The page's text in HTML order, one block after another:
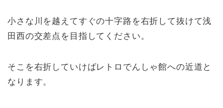
小さな川を越えてすぐの十字路を右折して抜けて浅
田西の交差点を目指してください。
そこを右折していけばレトロでんしゃ館への近道と
なります。